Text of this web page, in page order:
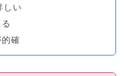
しい
確